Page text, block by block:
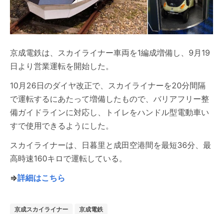
京成電鉄は、スカイライナー車両を1編成増備し、9月19
日より営業運転を開始した。
10月26日のダイヤ改正で、スカイライナーを20分間隔
で運転するにあたって増備したもので、バリアフリー整
備ガイドラインに対応し、トイレをハンドル型電動車い
すで使用できるようにした。
スカイライナーは、日暮里と成田空港間を最短36分、最
高時速160キロで運転している。
⇒詳細はこちら
京成スカイライナー 京成電鉄